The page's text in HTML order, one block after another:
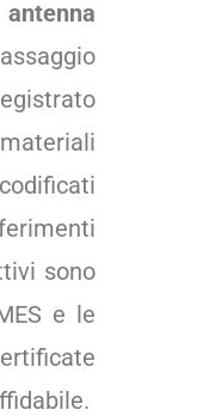
sono
e le